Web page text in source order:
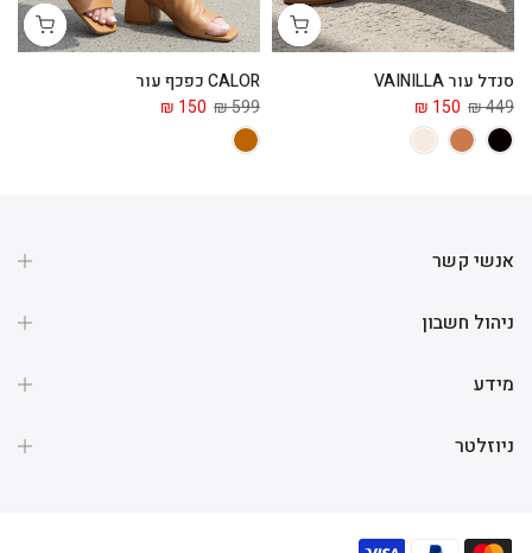
סנדל עור VAINILLA
449 ₪
150 ₪
CALOR כפכף עור
599 ₪
150 ₪
אנשי קשר
ניהול חשבון
מידע
ניוזלטר